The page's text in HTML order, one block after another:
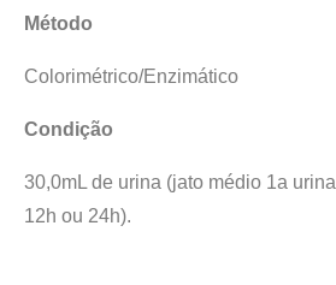
Método
Colorimétrico/Enzimático
Condição
30,0mL de urina (jato médio 1a
12h ou 24h).